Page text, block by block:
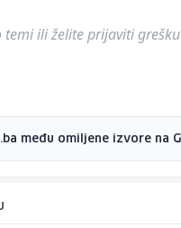
temi ili želite prijaviti
među omiljene izvore na